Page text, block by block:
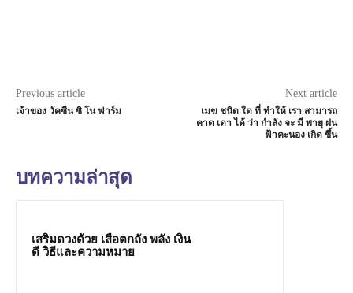
Previous article
เจ้าของ วัคซีน ซิ โน ฟาร์ม
Next article
เมฆ ชนิด ใด ที่ ทำให้ เรา สามารถ
คาด เดา ได้ ว่า กำลัง จะ มี พายุ ฝน
ฟ้าคะนอง เกิด ขึ้น
บทความล่าสุด
เสริมดวงด้วย เสือตกถัง พลัง เงิน
ดี วิธีและความหมาย